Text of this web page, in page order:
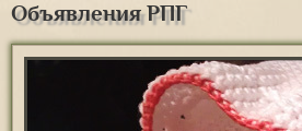
Объявления РПГ